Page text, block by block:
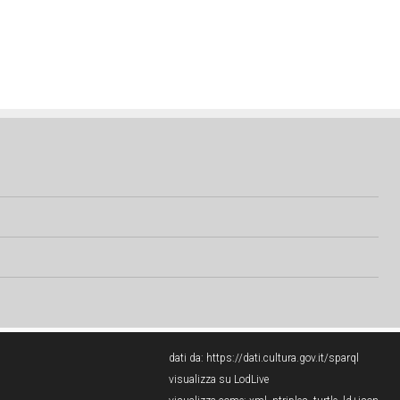
dati da: https://dati.cultura.gov.it/sparql
visualizza su LodLive